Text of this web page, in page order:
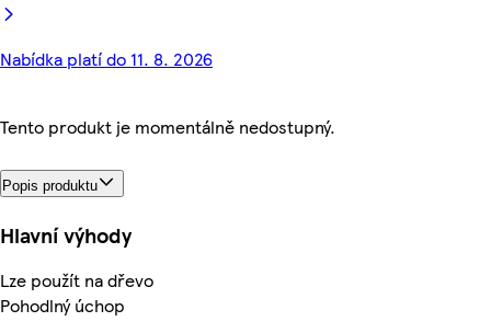
Nabídka platí do 11. 8. 2026
Tento produkt je momentálně nedostupný.
Popis produktu
Hlavní výhody
Lze použít na dřevo
Pohodlný úchop